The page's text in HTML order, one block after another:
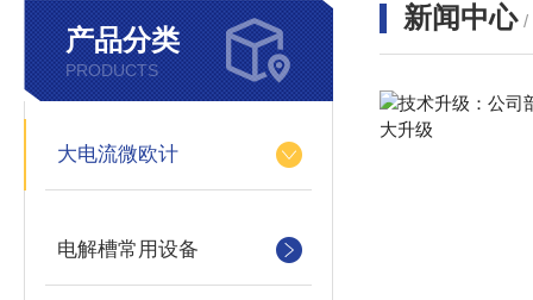
产品分类
PRODUCTS
大电流微欧计
电解槽常用设备
新闻中心 /